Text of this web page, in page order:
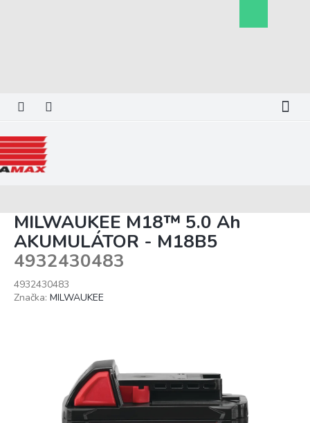
košík
MILWAUKEE M18™ 5.0 Ah
AKUMULÁTOR - M18B5
4932430483
4932430483
Značka: MILWAUKEE